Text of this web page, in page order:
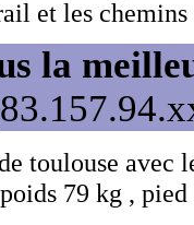
et les chemins
la
toulouse avec
79 kg ,